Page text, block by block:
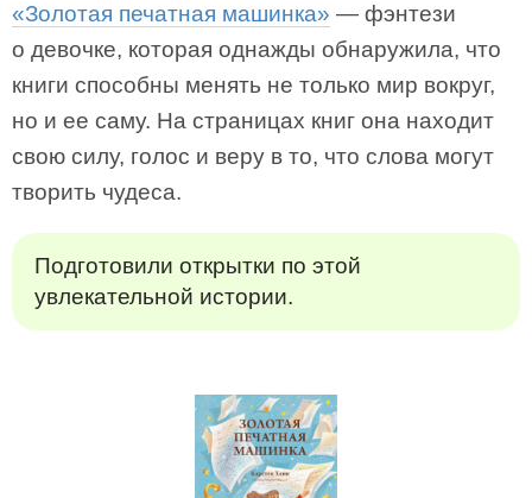
«Золотая печатная машинка» — фэнтези
о девочке, которая однажды обнаружила, что
книги способны менять не только мир вокруг,
но и ее саму. На страницах книг она находит
свою силу, голос и веру в то, что слова могут
творить чудеса.
Подготовили открытки по этой
увлекательной истории.